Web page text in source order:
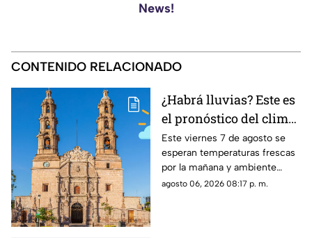
News!
CONTENIDO RELACIONADO
¿Habrá lluvias? Este es
el pronóstico del clima
en Aguascalientes HOY
viernes 7 de agosto
Este viernes 7 de agosto se
esperan temperaturas frescas
por la mañana y ambiente
templado a cálido por la tarde;
agosto 06, 2026 08:17 p. m.